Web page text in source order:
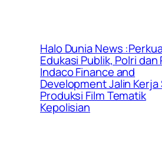
Halo Dunia News
Edukasi Publik, Polri dan
Indaco Finance and
Development Jalin Kerja
Produksi Film Tematik
Kepolisian